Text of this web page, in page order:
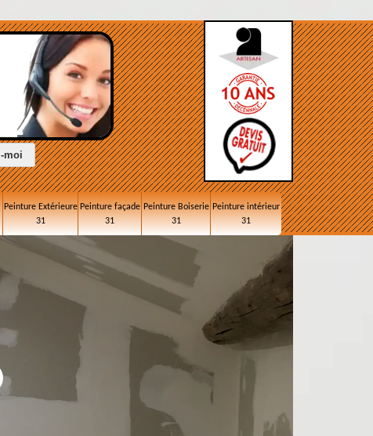
Peinture Extérieure
31
Peinture façade
31
Peinture Boiserie
31
Peinture intérieur
31